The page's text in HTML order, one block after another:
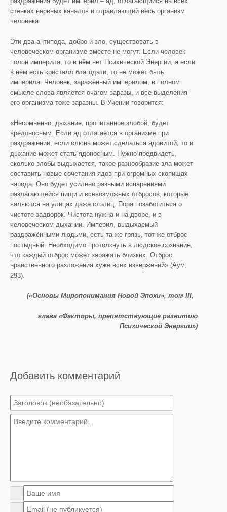
стенках нервных каналов и отравляющий весь организм
человека.
Эти два антипода, добро и зло, существовать в
человеческом организме вместе не могут. Если человек
полон империла, то в нём нет Психической Энергии, а если
в нём есть кристалл благодати, то не может быть
империла. Человек, заражённый империлом, в полном
смысле слова является очагом заразы, и все выделения
его организма тоже заразны. В Учении говорится:
«Несомненно, дыхание, пропитанное злобой, будет
вредоносным. Если яд отлагается в организме при
раздражении, если слюна может сделаться ядовитой, то и
дыхание может стать ядоносным. Нужно предвидеть,
сколько злобы выдыхается, такое разнообразие зла может
составить новые сочетания ядов при огромных скопищах
народа. Оно будет усилено разными испарениями
разлагающейся пищи и всевозможных отбросов, которые
валяются на улицах даже столиц. Пора позаботиться о
чистоте задворок. Чистота нужна и на дворе, и в
человеческом дыхании. Империл, выдыхаемый
раздражёнными людьми, есть та же грязь, тот же отброс
постыдный. Необходимо протолкнуть в людское сознание,
что каждый отброс может заражать близких. Отброс
нравственного разложения хуже всех извержений» (Аум,
293).
(«Основы Миропонимания Новой Эпохи», том III,
глава «Факторы, препятствующие развитию
Психической Энергии»)
Добавить комментарий